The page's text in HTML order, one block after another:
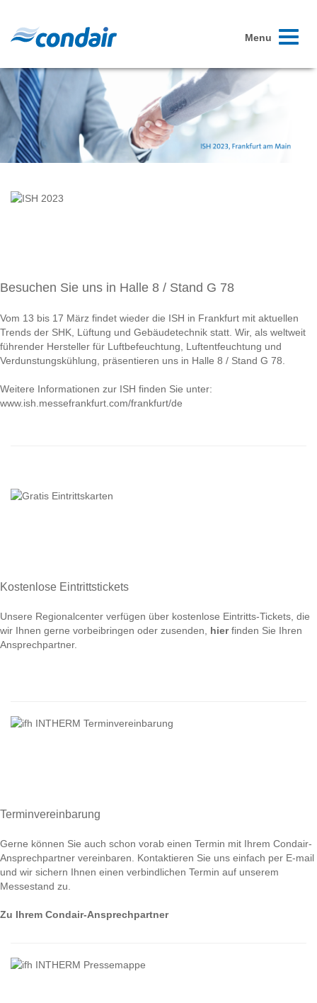
Toggle
Menu
Besuchen Sie uns in Halle 8 / Stand G 78
Vom 13 bis 17 März findet wieder die ISH in Frankfurt mit aktuellen
Trends der SHK, Lüftung und Gebäudetechnik statt. Wir, als weltweit
führender Hersteller für Luftbefeuchtung, Luftentfeuchtung und
Verdunstungskühlung, präsentieren uns in Halle 8 / Stand G 78.
Weitere Informationen zur ISH finden Sie unter:
www.ish.messefrankfurt.com/frankfurt/de
Kostenlose Eintrittstickets
Unsere Regionalcenter verfügen über kostenlose Eintritts-Tickets, die
wir Ihnen gerne vorbeibringen oder zusenden, hierfinden Sie Ihren
Ansprechpartner.
Terminvereinbarung
Gerne können Sie auch schon vorab einen Termin mit Ihrem Condair-
Ansprechpartner vereinbaren. Kontaktieren Sie uns einfach per E-mail
und wir sichern Ihnen einen verbindlichen Termin auf unserem
Messestand zu.
Zu Ihrem Condair-Ansprechpartner